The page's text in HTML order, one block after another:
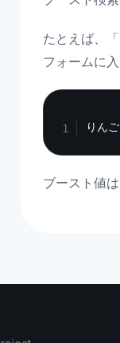
たとえば、
フォームに入
ブースト値